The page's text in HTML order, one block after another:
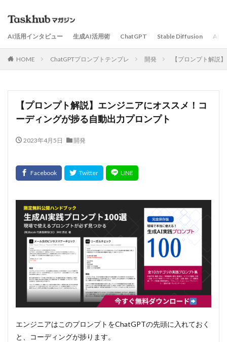
AI活用インタビュー 生成AI活用術 ChatGPT Stable Diffusion AIサ
HOME ChatGPTプロンプトテンプレ 開発 【プロンプト解説
【プロンプト解説】エンジニアにオススメ！コ
ーディングが捗る自動出力プロンプト
2023年4月5日 開発
エンジニアはこのプロンプトをChatGPTの先頭に入れておく
と、コーディングが捗ります。